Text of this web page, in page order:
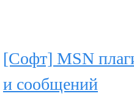
[Софт] MSN
и сообщений